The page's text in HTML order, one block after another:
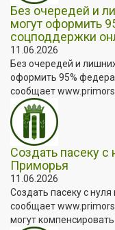
Без очередей и
могут оформить
соцподдержки
11.06.2026
Без очередей и
оформить 95%
сообщает
Создать пасеку
Приморья
11.06.2026
Создать пасеку с
сообщает
могут